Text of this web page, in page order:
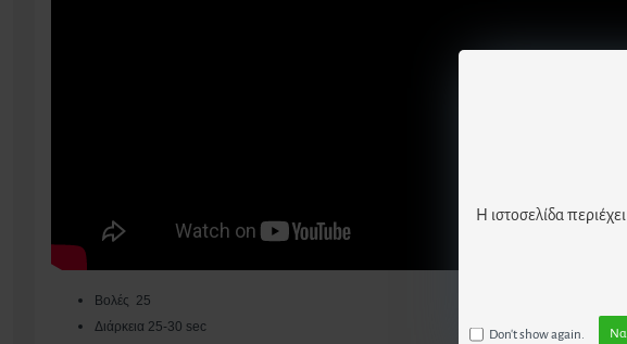
Η ιστοσελίδα
Don't show again.
Βολές 25
Διάρκεια 25-30 sec